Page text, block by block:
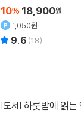
10% 18,900원
1,050원
9.6 (18)
[도서] 하룻밤에 읽는